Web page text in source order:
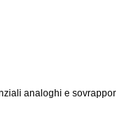
analoghi e